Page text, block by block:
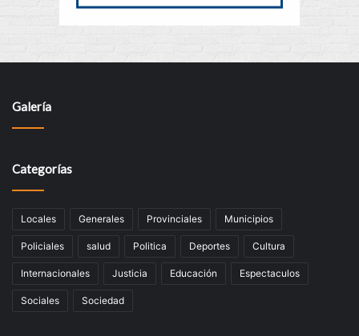
Galería
Categorías
Locales Generales Provinciales Municipios
Policiales salud Politica Deportes Cultura
Internacionales Justicia Educación Espectaculos
Sociales Sociedad